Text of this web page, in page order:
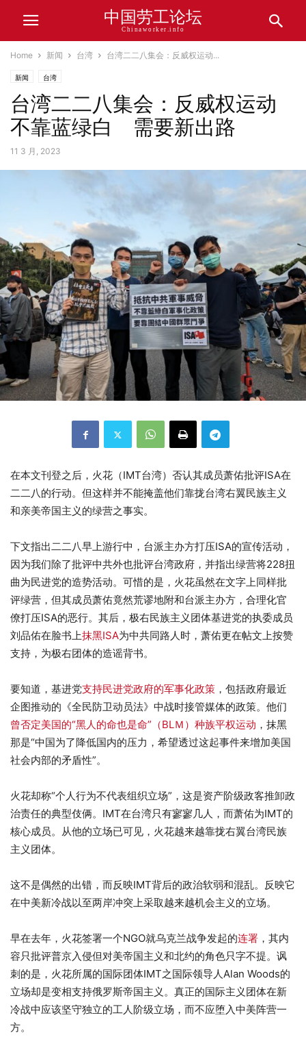
中国劳工论坛
Chinaworker.info
Home 新闻 台湾 台湾二二八集会：反威权运动...
新闻 台湾
台湾二二八集会：反威权运动
不靠蓝绿白 需要新出路
11 3 月, 2023
在本文刊登之后，火花（IMT台湾）否认其成员萧佑批评ISA在
二二八的行动。但这样并不能掩盖他们靠拢台湾右翼民族主义
和亲美帝国主义的绿营之事实。
下文指出二二八早上游行中，台派主办方打压ISA的宣传活动，
因为我们除了批评中共外也批评台湾政府，并指出绿营将228扭
曲为民进党的造势活动。可惜的是，火花虽然在文字上同样批
评绿营，但其成员萧佑竟然荒谬地附和台派主办方，合理化官
僚打压ISA的恶行。其后，极右民族主义团体基进党的执委成员
刘品佑在脸书上抹黑ISA为中共同路人时，萧佑更在帖文上按赞
支持，为极右团体的造谣背书。
要知道，基进党支持民进党政府的军事化政策 ，包括政府最近
企图推动的《全民防卫动员法》中战时接管媒体的政策。他们
曾否定美国的“黑人的命也是命”（BLＭ）种族平权运动 ，抹黑
那是“中国为了降低国内的压力，希望透过这起事件来增加美国
社会内部的矛盾性”。
火花却称“个人行为不代表组织立场”，这是资产阶级政客推卸政
治责任的典型伎俩。IMT在台湾只有寥寥几人，而萧佑为IMT的
核心成员。从他的立场已可见，火花越来越靠拢右翼台湾民族
主义团体。
这不是偶然的出错，而反映IMT背后的政治软弱和混乱。反映它
在中美新冷战以至两岸冲突上采取越来越机会主义的立场。
早在去年，火花签署一个NGO就乌克兰战争发起的连署 ，其内
容只批评普京入侵但对美帝国主义和北约的角色只字不提。讽
刺的是，火花所属的国际团体IMT之国际领导人Alan Woods的
立场却是变相支持俄罗斯帝国主义。真正的国际主义团体在新
冷战中应该坚守独立的工人阶级立场，而不应堕入中美阵营一
方。